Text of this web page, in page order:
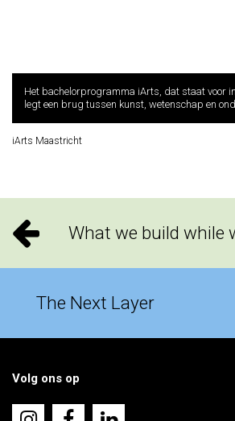
Het bachelorprogramma iArts, dat staat voor
legt een brug tussen kunst, wetenschap en
iArts Maastricht
What we build while
The Next Layer
Volg ons op